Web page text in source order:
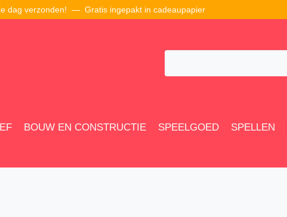
dag verzonden! — Gratis ingepakt in cadeaupapier
BOUW EN CONSTRUCTIE SPEELGOED SPELLEN